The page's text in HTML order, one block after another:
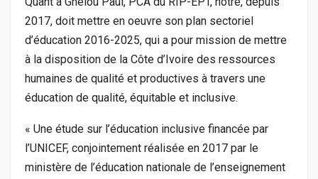
2017, doit mettre en oeuvre son plan sectoriel
d’éducation 2016-2025, qui a pour mission de mettre
à la disposition de la Côte d’Ivoire des ressources
humaines de qualité et productives à travers une
éducation de qualité, équitable et inclusive.
« Une étude sur l’éducation inclusive financée par
l’UNICEF, conjointement réalisée en 2017 par le
ministère de l’éducation nationale de l’enseignement